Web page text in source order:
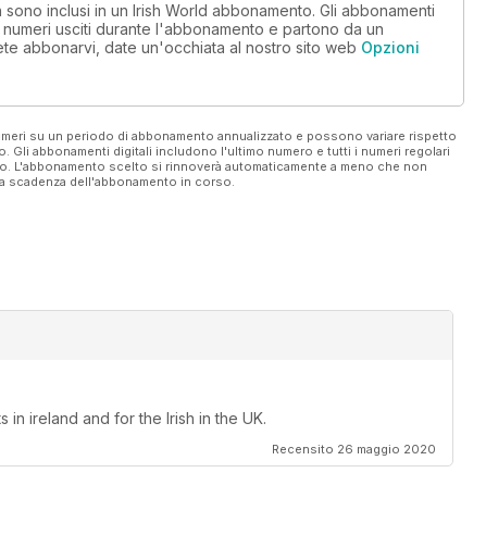
inclusi in un Irish World abbonamento. Gli abbonamenti
usciti durante l'abbonamento e partono da un
abbonarvi, date un'occhiata al nostro sito web Opzioni
su un periodo di abbonamento annualizzato e possono variare rispetto
abbonamenti digitali includono l'ultimo numero e tutti i numeri regolari
L'abbonamento scelto si rinnoverà automaticamente a meno che non
scadenza dell'abbonamento in corso.
ireland and for the Irish in the UK.
Recensito 26 maggio 2020